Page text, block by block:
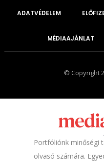
ADATVÉDELEM
MÉDIAAJÁNLAT
© Copyright
Portfóliónk minőségi
olvasó számára.